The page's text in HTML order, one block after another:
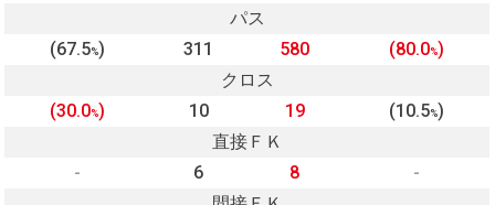
パス
(67.5%) 311 580 (80.0%)
クロス
(30.0%) 10 19 (10.5%)
直接ＦＫ
-
6 8
-